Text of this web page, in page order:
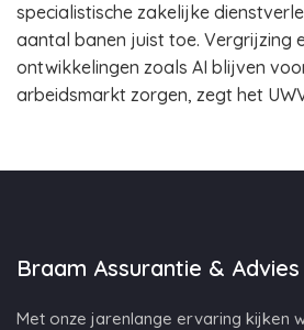
specialistische zakelijke
aantal banen juist toe. Vergrijzing
ontwikkelingen zoals AI blijven
arbeidsmarkt zorgen, zegt het
Braam Assurantie &
Met onze jarenlange ervaring kijken